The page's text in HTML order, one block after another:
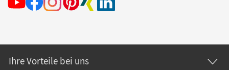
Ihre Vorteile bei uns